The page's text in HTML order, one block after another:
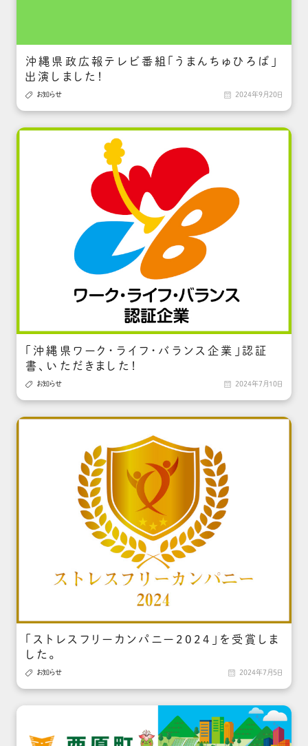
沖縄県政広報テレビ番組「うまんちゅひろば」
出演しました！
 お知らせ  2024年9月20日
「沖縄県ワーク・ライフ・バランス企業」認証
書、いただきました！
 お知らせ  2024年7月10日
「ストレスフリーカンパニー2024」を受賞しま
した。
 お知らせ  2024年7月5日